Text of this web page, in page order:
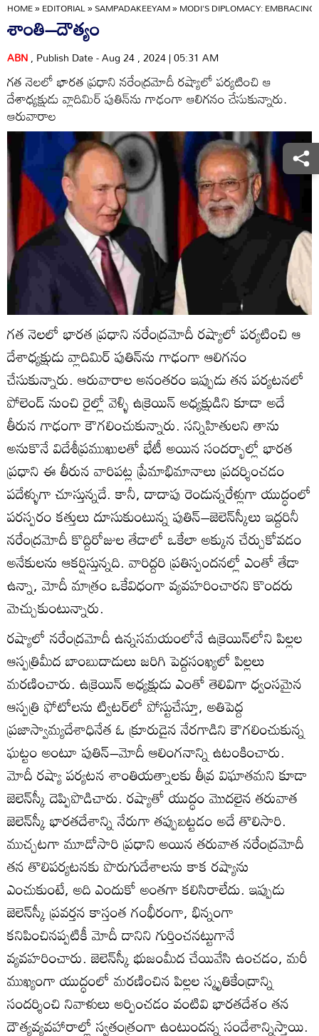
HOME»EDITORIAL»SAMPADAKEEYAM»MODI'S DIPLOMACY:
శాంతి–దౌత్యం
ABN, Publish Date - Aug 24 , 2024 | 05:31 AM
గత నెలలో భారత ప్రధాని నరేంద్రమోదీ రష్యాలో పర్యటించి ఆ
దేశాధ్యక్షుడు వ్లాదిమిర్‌ పుతిన్‌ను గాఢంగా ఆలిగనం చేసుకున్నారు.
ఆరువారాల
గత నెలలో భారత ప్రధాని నరేంద్రమోదీ రష్యాలో పర్యటించి ఆ
దేశాధ్యక్షుడు వ్లాదిమిర్‌ పుతిన్‌ను గాఢంగా ఆలిగనం
చేసుకున్నారు. ఆరువారాల అనంతరం ఇప్పుడు తన పర్యటనలో
పోలెండ్‌ నుంచి రైల్లో వెళ్ళి ఉక్రెయిన్‌ అధ్యక్షుడిని కూడా అదే
తీరున గాఢంగా కౌగలించుకున్నారు. సన్నిహితులని తాను
అనుకొనే విదేశీప్రముఖులతో భేటీ అయిన సందర్భాల్లో భారత
ప్రధాని ఈ తీరున వారిపట్ల ప్రేమాభిమానాలు ప్రదర్శించడం
పదేళ్ళుగా చూస్తున్నదే. కానీ, దాదాపు రెండున్నరేళ్లుగా యుద్ధంలో
పరస్పరం కత్తులు దూసుకుంటున్న పుతిన్‌–జెలెన్‌స్కీలు ఇద్దరినీ
నరేంద్రమోదీ కొద్దిరోజుల తేడాలో ఒకేలా అక్కున చేర్చుకోవడం
అనేకులను ఆకర్షిస్తున్నది. వారిద్దరి ప్రతిస్పందనల్లో ఎంతో తేడా
ఉన్నా, మోదీ మాత్రం ఒకేవిధంగా వ్యవహరించారని కొందరు
మెచ్చుకుంటున్నారు.
రష్యాలో నరేంద్రమోదీ ఉన్నసమయంలోనే ఉక్రెయిన్‌లోని పిల్లల
ఆస్పత్రిమీద బాంబుదాడులు జరిగి పెద్దసంఖ్యలో పిల్లలు
మరణించారు. ఉక్రెయిన్‌ అధ్యక్షుడు ఎంతో తెలివిగా ధ్వంసమైన
ఆస్పత్రి ఫోటోలను ట్విటర్‌లో పోస్టుచేస్తూ, అతిపెద్ద
ప్రజాస్వామ్యదేశాధినేత ఓ క్రూరుడైన నేరగాడిని కౌగలించుకున్న
ఘట్టం అంటూ పుతిన్‌–మోదీ ఆలింగనాన్ని ఉటంకించారు.
మోదీ రష్యా పర్యటన శాంతియత్నాలకు తీవ్ర విఘాతమని కూడా
జెలెన్‌స్కీ దెప్పిపొడిచారు. రష్యాతో యుద్ధం మొదలైన తరువాత
జెలెన్‌స్కీ భారతదేశాన్ని నేరుగా తప్పుబట్టడం అదే తొలిసారి.
ముచ్చటగా మూడోసారి ప్రధాని అయిన తరువాత నరేంద్రమోదీ
తన తొలిపర్యటనకు పొరుగుదేశాలను కాక రష్యాను
ఎంచుకుంటే, అది ఎందుకో అంతగా కలిసిరాలేదు. ఇప్పుడు
జెలెన్‌స్కీ ప్రవర్తన కాస్తంత గంభీరంగా, భిన్నంగా
కనిపించినప్పటికీ మోదీ దానిని గుర్తించనట్టుగానే
వ్యవహరించారు. జెలెన్‌స్కీ భుజంమీద చేయివేసి ఉంచడం, మరీ
ముఖ్యంగా యుద్ధంలో మరణించిన పిల్లల స్మృతికేంద్రాన్ని
సందర్శించి నివాళులు అర్పించడం వంటివి భారతదేశం తన
దౌత్యవ్యవహారాల్లో స్వతంత్రంగా ఉంటుందన్న సందేశాన్నిస్తాయి.